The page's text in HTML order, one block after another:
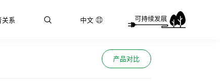
关系 中文
产品对比